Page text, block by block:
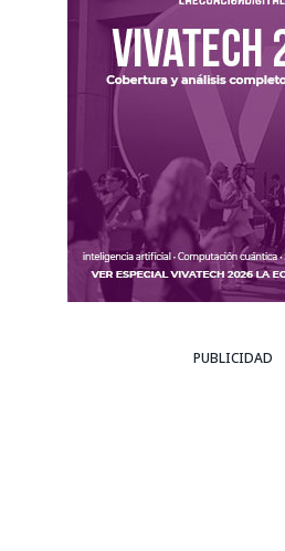
PUBLICIDAD